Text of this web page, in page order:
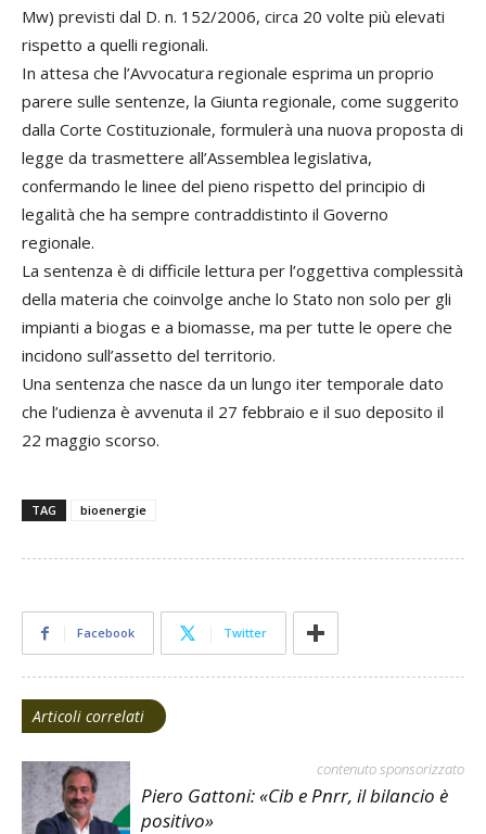
Mw) previsti dal D. n. 152/2006, circa 20 volte più elevati
rispetto a quelli regionali.
In attesa che l’Avvocatura regionale esprima un proprio
parere sulle sentenze, la Giunta regionale, come suggerito
dalla Corte Costituzionale, formulerà una nuova proposta di
legge da trasmettere all’Assemblea legislativa,
confermando le linee del pieno rispetto del principio di
legalità che ha sempre contraddistinto il Governo
regionale.
La sentenza è di difficile lettura per l’oggettiva complessità
della materia che coinvolge anche lo Stato non solo per gli
impianti a biogas e a biomasse, ma per tutte le opere che
incidono sull’assetto del territorio.
Una sentenza che nasce da un lungo iter temporale dato
che l’udienza è avvenuta il 27 febbraio e il suo deposito il
22 maggio scorso.
TAG bioenergie
Facebook Twitter
Articoli correlati
contenuto sponsorizzato
Piero Gattoni: «Cib e Pnrr, il bilancio è
positivo»